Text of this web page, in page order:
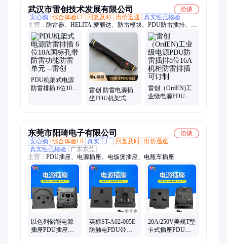
武汉市雷创技术发展有限公司
洽谈
安心购
综合体验L1 回复及时 出价迅速
真实性已核验
主营： 防雷器、HELITA 爱丽达、防雷模块、PDU防雷插排、电
涌保护器、浪涌保护器、避雷针、信号隔离器、防雷设备、信号
防雷器、DEHN德国盾、CITEL西岱尔、OBO防雷器、TC铁创防
雷器、光伏浪涌保护器、SPD防雷设备、低压浪涌保护器、二合
一防雷器、电源防雷器、电源防雷模块、模拟信号防雷器、电源
防雷箱、网络防雷器、机柜网络防雷器、监控防雷器
PDU机架式电源
防雷排插 6位10A
雷创 防雷电源插
坐PDU机架式机
雷创（OrdEN)工
业级电源PDU防
东莞市阳琦电子有限公司
洽谈
安心购
综合体验L0 真实工厂 回复及时 出价迅速
真实性已核验
广东东莞
主营： PDU插座、电源插座、电饭煲插座、电瓶车插座
以色列储能电源
插座PDU插座模
英标ST-A02-005E
防触电PDU带防
20A/250V美规T型
卡式插座PDU机